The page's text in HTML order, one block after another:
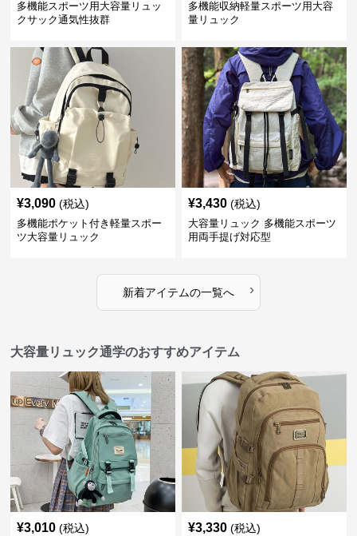
多機能スポーツ用大容量リュッ
クサック通気性抜群
多機能収納軽量スポーツ用大容
量リュック
¥3,090 (税込)
多機能ポケット付き軽量スポー
ツ大容量リュック
¥3,430 (税込)
大容量リュック 多機能スポーツ
用両手提げ対応型
新着アイテムの一覧へ ›
大容量リュック通学のおすすめアイテム
¥3,010 (税込) ¥3,330 (税込)